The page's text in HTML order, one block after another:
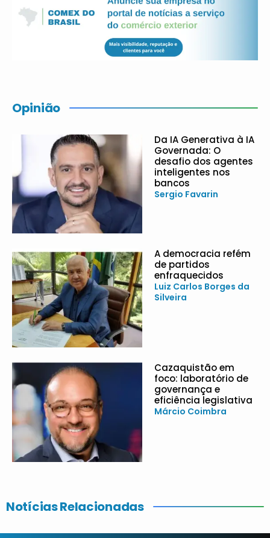
Opinião
Da IA Generativa à IA
Governada: O
desafio dos agentes
inteligentes nos
bancos
Sergio Favarin
A democracia refém
de partidos
enfraquecidos
Luiz Carlos Borges da
Silveira
Cazaquistão em
foco: laboratório de
governança e
eficiência legislativa
Márcio Coimbra
Notícias Relacionadas